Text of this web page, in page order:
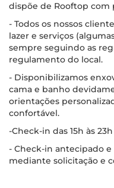
dispõe de Rooftop com
- Todos os nossos
lazer e serviços
sempre seguindo as
regulamento do local.
- Disponibilizamos
cama e banho
orientações
confortável.
-Check-in das 15h às
- Check-in antecipado
mediante solicitação e